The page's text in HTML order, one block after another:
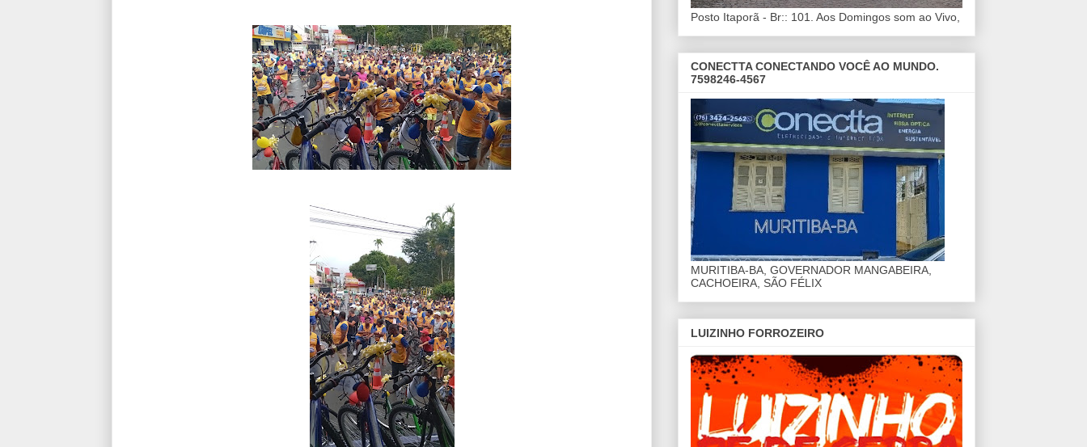
Posto Itaporã - Br:: 101. Aos Domingos som ao Vivo,
CONECTTA CONECTANDO VOCÊ AO MUNDO.
7598246-4567
MURITIBA-BA, GOVERNADOR MANGABEIRA,
CACHOEIRA, SÃO FÉLIX
LUIZINHO FORROZEIRO